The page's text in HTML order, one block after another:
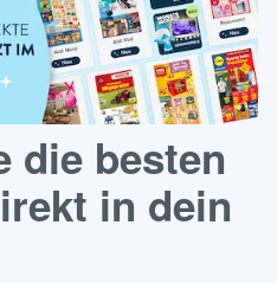
die besten
in dein